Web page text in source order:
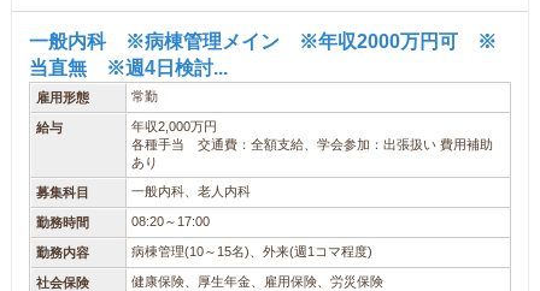
一般内科 ※病棟管理メイン ※年収2000万円可 ※
当直無 ※週4日検討...
雇用形態 常勤
給与
年収2,000万円
各種手当 交通費：全額支給、学会参加：出張扱い 費用補助
あり
募集科目 一般内科、老人内科
勤務時間 08:20～17:00
勤務内容 病棟管理(10～15名)、外来(週1コマ程度)
社会保険 健康保険、厚生年金、雇用保険、労災保険